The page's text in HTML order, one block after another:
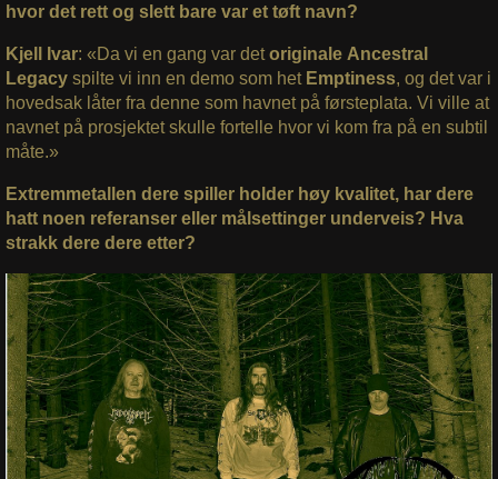
hvor det rett og slett bare var et tøft navn?
Kjell Ivar: «Da vi en gang var detoriginale Ancestral
Legacyspilte vi inn en demo som het Emptiness, og det var i
hovedsak låter fra denne som havnet på førsteplata. Vi ville at
navnet på prosjektet skulle fortelle hvor vi kom fra på en subtil
måte.»
Extremmetallen dere spiller holder høy kvalitet, har dere
hatt noen referanser eller målsettinger underveis? Hva
strakk dere dere etter?